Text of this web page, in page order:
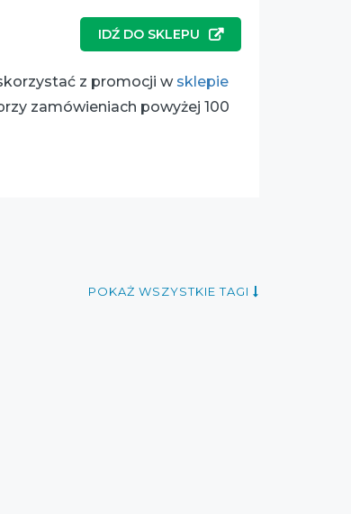
IDŹ DO SKLEPU
z promocji w sklepie
zamówieniach powyżej 100
POKAŻ WSZYSTKIE TAGI